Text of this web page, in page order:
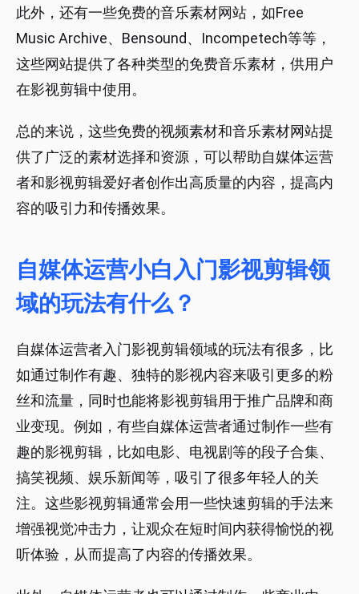
此外，还有一些免费的音乐素材网站，如Free
Music Archive、Bensound、Incompetech等等，
这些网站提供了各种类型的免费音乐素材，供用户
在影视剪辑中使用。
总的来说，这些免费的视频素材和音乐素材网站提
供了广泛的素材选择和资源，可以帮助自媒体运营
者和影视剪辑爱好者创作出高质量的内容，提高内
容的吸引力和传播效果。
自媒体运营小白入门影视剪辑领
域的玩法有什么？
自媒体运营者入门影视剪辑领域的玩法有很多，比
如通过制作有趣、独特的影视内容来吸引更多的粉
丝和流量，同时也能将影视剪辑用于推广品牌和商
业变现。例如，有些自媒体运营者通过制作一些有
趣的影视剪辑，比如电影、电视剧等的段子合集、
搞笑视频、娱乐新闻等，吸引了很多年轻人的关
注。这些影视剪辑通常会用一些快速剪辑的手法来
增强视觉冲击力，让观众在短时间内获得愉悦的视
听体验，从而提高了内容的传播效果。